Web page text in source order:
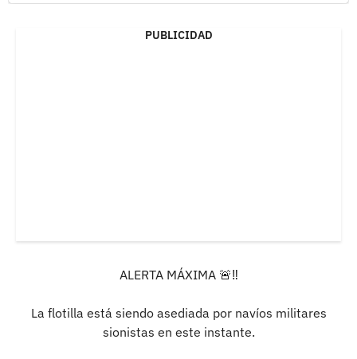
PUBLICIDAD
ALERTA MÁXIMA 🚨‼️
La flotilla está siendo asediada por navíos militares
sionistas en este instante.